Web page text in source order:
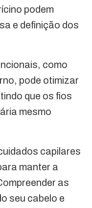
podem
e definição dos
como
pode otimizar
que os fios
mesmo
capilares
manter a
as
seu cabelo e